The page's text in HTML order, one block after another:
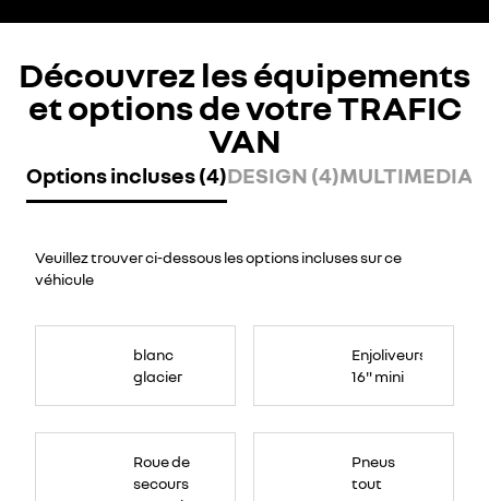
Découvrez les équipements
et options de votre TRAFIC
VAN
Options incluses (4)DESIGN (4)MULTIMEDIA
Veuillez trouver ci-dessous les options incluses sur ce
véhicule
blanc
glacier
Enjoliveurs
16" mini
Roue de
secours
Pneus
tout